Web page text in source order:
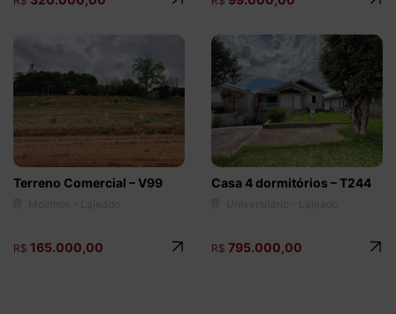
Terreno Comercial – V99
R$ 165.000,00
Casa 4 dormitórios – T244
R$ 795.000,00